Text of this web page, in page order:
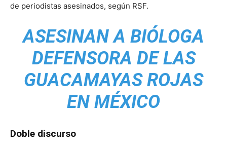
de periodistas asesinados, según RSF.
ASESINAN A BIÓLOGA
DEFENSORA DE LAS
GUACAMAYAS ROJAS
EN MÉXICO
Doble discurso